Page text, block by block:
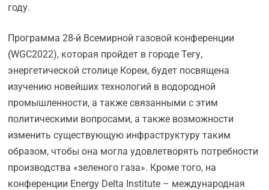
году.
Программа 28-й Всемирной газовой конференции
(WGC2022), которая пройдет в городе Тегу,
энергетической столице Кореи, будет посвящена
изучению новейших технологий в водородной
промышленности, а также связанными с этим
политическими вопросами, а также возможности
изменить существующую инфраструктуру таким
образом, чтобы она могла удовлетворять потребности
производства «зеленого газа». Кроме того, на
конференции Energy Delta Institute – международная